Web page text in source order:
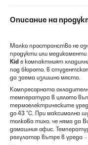
Описание на
Малко пространство не
продукти или
Kid е компактният
под бюрото, в
да заема излишно място.
Компресорната
температура в цялото
термоелектрическите
до 43 °C. При максимална
толкова тихо, че няма да
домашния офис.
регулатор вътре в уреда